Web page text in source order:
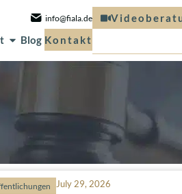
info@fiala.de
Blog Kontakt
July 29, 2026